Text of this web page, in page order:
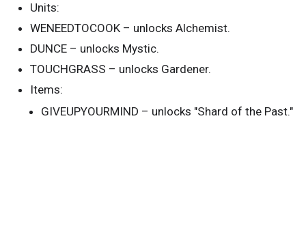
Units:
WENEEDTOCOOK – unlocks Alchemist.
DUNCE – unlocks Mystic.
TOUCHGRASS – unlocks Gardener.
Items:
GIVEUPYOURMIND – unlocks "Shard of the Past."